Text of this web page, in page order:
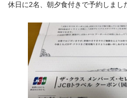
休日に2名、朝夕食付きで予約しまし